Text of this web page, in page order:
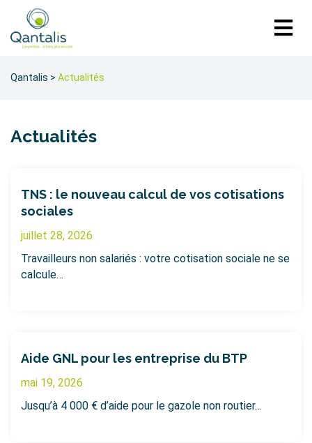
Qantalis > Actualités
Actualités
TNS : le nouveau calcul de vos cotisations
sociales
juillet 28, 2026
Travailleurs non salariés : votre cotisation sociale ne se
calcule…
Aide GNL pour les entreprise du BTP
mai 19, 2026
Jusqu’à 4 000 € d’aide pour le gazole non routier…